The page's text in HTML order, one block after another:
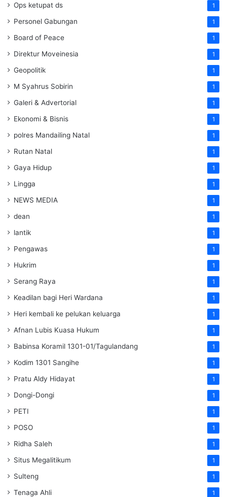
Ops ketupat ds 1
Personel Gabungan 1
Board of Peace 1
Direktur Moveinesia 1
Geopolitik 1
M Syahrus Sobirin 1
Galeri & Advertorial 1
Ekonomi & Bisnis 1
polres Mandailing Natal 1
Rutan Natal 1
Gaya Hidup 1
Lingga 1
NEWS MEDIA 1
dean 1
lantik 1
Pengawas 1
Hukrim 1
Serang Raya 1
Keadilan bagi Heri Wardana 1
Heri kembali ke pelukan keluarga 1
Afnan Lubis Kuasa Hukum 1
Babinsa Koramil 1301-01/Tagulandang 1
Kodim 1301 Sangihe 1
Pratu Aldy Hidayat 1
Dongi-Dongi 1
PETI 1
POSO 1
Ridha Saleh 1
Situs Megalitikum 1
Sulteng 1
Tenaga Ahli 1